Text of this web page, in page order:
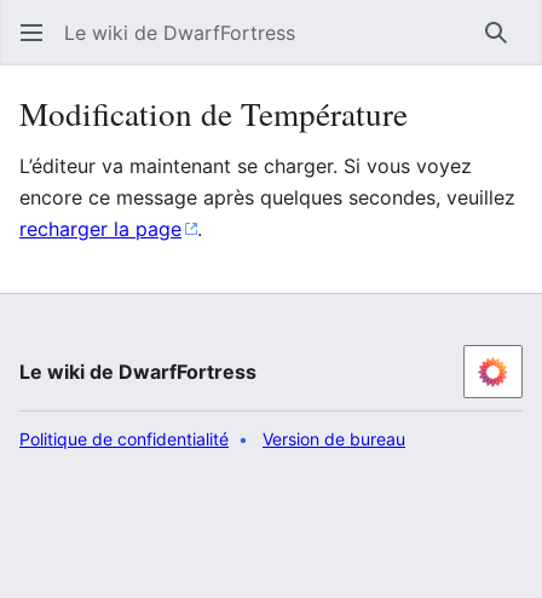
Le wiki de DwarfFortress
Modification de Température
L’éditeur va maintenant se charger. Si vous voyez
encore ce message après quelques secondes, veuillez
recharger la page
.
Le wiki de DwarfFortress
Politique de confidentialité Version de bureau